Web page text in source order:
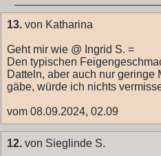
13. von Katharina
Geht mir wie @ Ingrid S. =
Den typischen
Datteln, aber auch nur geringe
gäbe, würde ich nichts
vom 08.09.2024, 02.09
12. von Sieglinde S.